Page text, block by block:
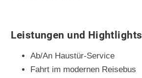
Leistungen und Hightlights
Ab/An Haustür-Service
Fahrt im modernen Reisebus